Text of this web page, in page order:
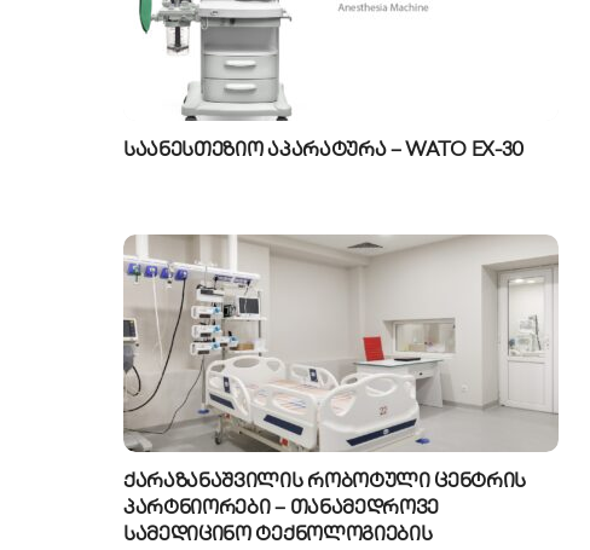
საანესთეზიო აპარატურა – WATO EX-30
ქარაზანაშვილის რობოტული ცენტრის
პარტნიორები – თანამედროვე
სამედიცინო ტექნოლოგიების